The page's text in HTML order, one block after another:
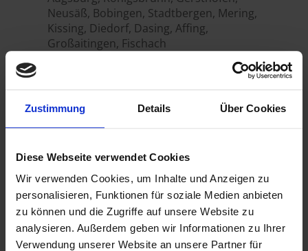
Zustimmung Details Über Cookies
Diese Webseite verwendet Cookies
Wir verwenden Cookies, um Inhalte und Anzeigen zu
personalisieren, Funktionen für soziale Medien anbieten
zu können und die Zugriffe auf unsere Website zu
analysieren. Außerdem geben wir Informationen zu Ihrer
Verwendung unserer Website an unsere Partner für